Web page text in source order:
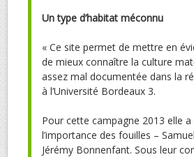
Un type d’habitat méconnu
« Ce site permet de mettre en
de mieux connaître la culture
assez mal documentée dans la
à l’Université Bordeaux 3.
Pour cette campagne 2013 elle
l’importance des fouilles –
Jérémy Bonnenfant. Sous leur